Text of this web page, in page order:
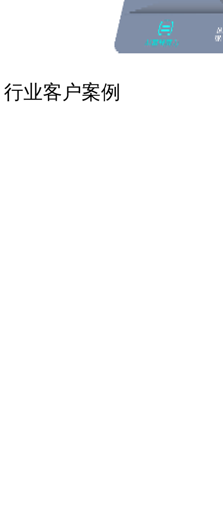
行业客户案例